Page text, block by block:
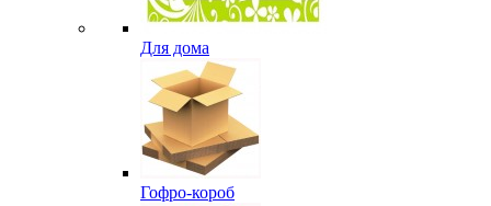
Для дома
Гофро-короб